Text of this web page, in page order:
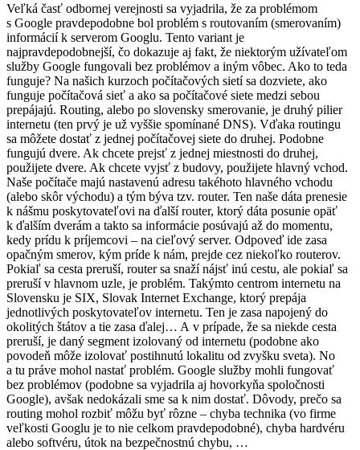
Veľká časť odbornej verejnosti sa vyjadrila, že za problémom
s Google pravdepodobne bol problém s routovaním (smerovaním)
informácií k serverom Googlu. Tento variant je
najpravdepodobnejší, čo dokazuje aj fakt, že niektorým užívateľom
služby Google fungovali bez problémov a iným vôbec. Ako to teda
funguje? Na našich kurzoch počítačových sietí sa dozviete, ako
funguje počítačová sieť a ako sa počítačové siete medzi sebou
prepájajú. Routing, alebo po slovensky smerovanie, je druhý pilier
internetu (ten prvý je už vyššie spomínané DNS). Vďaka routingu
sa môžete dostať z jednej počítačovej siete do druhej. Podobne
fungujú dvere. Ak chcete prejsť z jednej miestnosti do druhej,
použijete dvere. Ak chcete vyjsť z budovy, použijete hlavný vchod.
Naše počítače majú nastavenú adresu takéhoto hlavného vchodu
(alebo skôr východu) a tým býva tzv. router. Ten naše dáta prenesie
k nášmu poskytovateľovi na ďalší router, ktorý dáta posunie opäť
k ďalším dverám a takto sa informácie posúvajú až do momentu,
kedy prídu k príjemcovi – na cieľový server. Odpoveď ide zasa
opačným smerov, kým príde k nám, prejde cez niekoľko routerov.
Pokiaľ sa cesta preruší, router sa snaží nájsť inú cestu, ale pokiaľ sa
preruší v hlavnom uzle, je problém. Takýmto centrom internetu na
Slovensku je SIX, Slovak Internet Exchange, ktorý prepája
jednotlivých poskytovateľov internetu. Ten je zasa napojený do
okolitých štátov a tie zasa ďalej… A v prípade, že sa niekde cesta
preruší, je daný segment izolovaný od internetu (podobne ako
povodeň môže izolovať postihnutú lokalitu od zvyšku sveta). No
a tu práve mohol nastať problém. Google služby mohli fungovať
bez problémov (podobne sa vyjadrila aj hovorkyňa spoločnosti
Google), avšak nedokázali sme sa k nim dostať. Dôvody, prečo sa
routing mohol rozbiť môžu byť rôzne – chyba technika (vo firme
veľkosti Googlu je to nie celkom pravdepodobné), chyba hardvéru
alebo softvéru, útok na bezpečnostnú chybu, …